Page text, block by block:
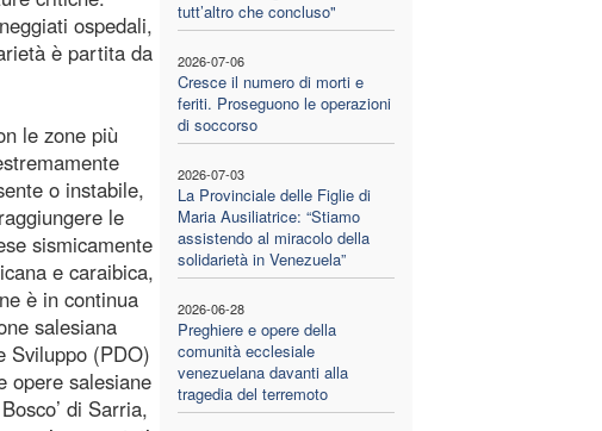
tutt’altro che concluso"
2026-07-06
Cresce il numero di morti e
feriti. Proseguono le operazioni
di soccorso
2026-07-03
La Provinciale delle Figlie di
Maria Ausiliatrice: “Stiamo
assistendo al miracolo della
solidarietà in Venezuela”
2026-06-28
Preghiere e opere della
comunità ecclesiale
venezuelana davanti alla
tragedia del terremoto
ospedali,
è partita da
le zone più
o instabile,
le
sismicamente
e caraibica,
è in continua
salesiana
Sviluppo (PDO)
opere salesiane
di Sarria,